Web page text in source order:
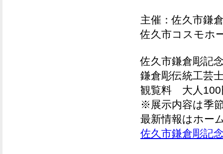
主催：佐久市鎌
佐久市コスモ
佐久市鎌倉彫記
鎌倉彫伝統工
観覧料 大人
※展示内容は季
最新情報はホー
佐久市鎌倉彫記